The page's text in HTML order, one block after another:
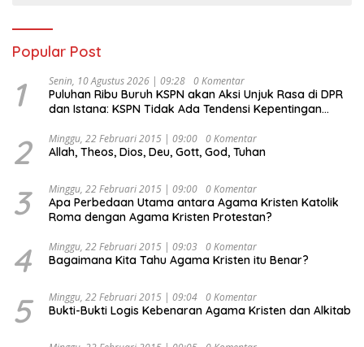
Popular Post
1 Senin, 10 Agustus 2026 | 09:28 0 Komentar
Puluhan Ribu Buruh KSPN akan Aksi Unjuk Rasa di DPR
dan Istana: KSPN Tidak Ada Tendensi Kepentingan
2 Minggu, 22 Februari 2015 | 09:00 0 Komentar
Allah, Theos, Dios, Deu, Gott, God, Tuhan
3 Minggu, 22 Februari 2015 | 09:00 0 Komentar
Apa Perbedaan Utama antara Agama Kristen Katolik
Roma dengan Agama Kristen Protestan?
4 Minggu, 22 Februari 2015 | 09:03 0 Komentar
Bagaimana Kita Tahu Agama Kristen itu Benar?
5 Minggu, 22 Februari 2015 | 09:04 0 Komentar
Bukti-Bukti Logis Kebenaran Agama Kristen dan Alkitab